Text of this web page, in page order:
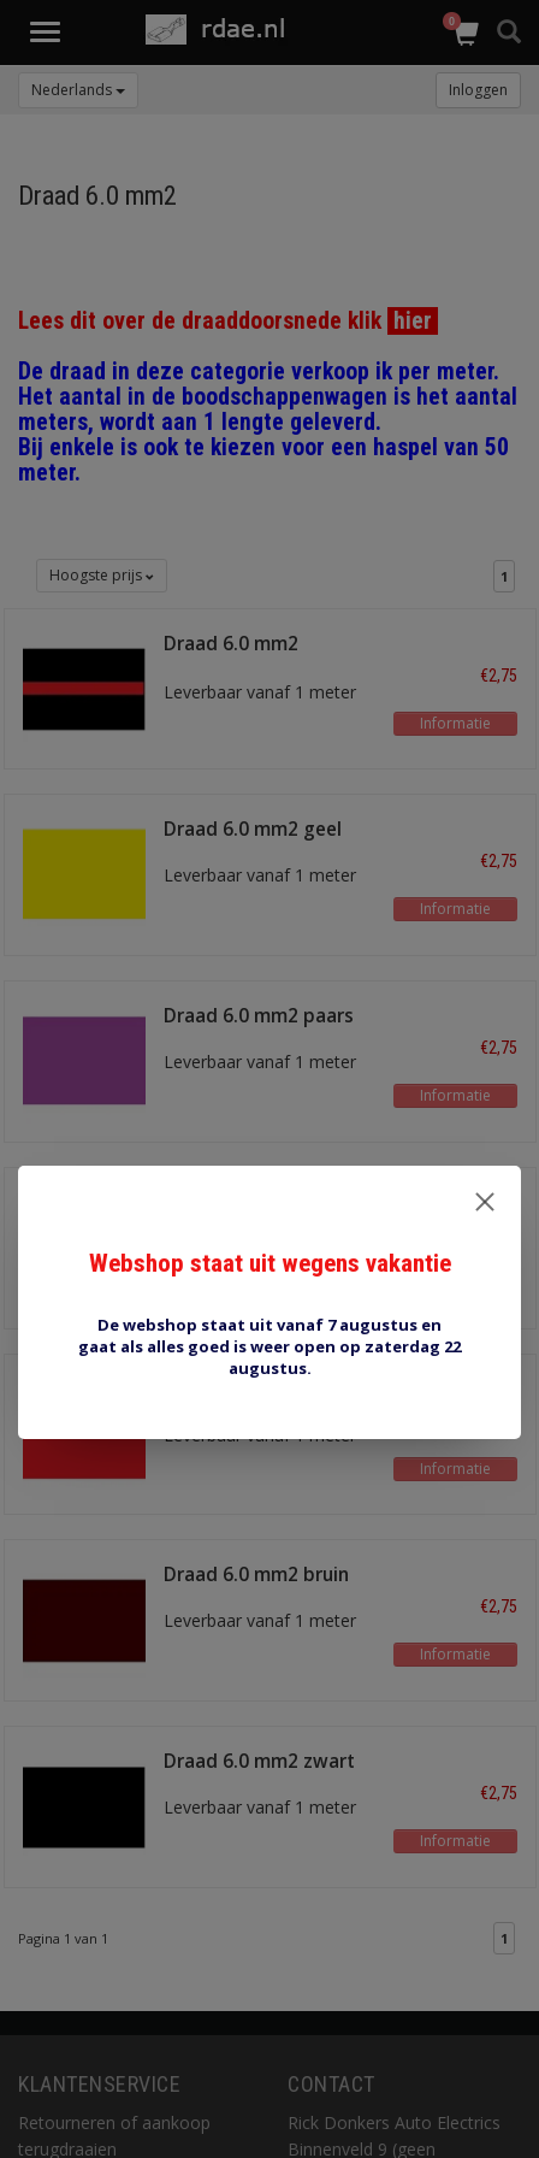
Toggle
0
Nederlands Inloggen
Draad 6.0 mm2
Lees dit over de draaddoorsnede klik hier
De draad in deze categorie verkoop ik per meter.
Het aantal in de boodschappenwagen is het aantal
meters, wordt aan 1 lengte geleverd.
Bij enkele is ook te kiezen voor een haspel van 50
meter.
Hoogste prijs 1
Draad 6.0 mm2
Leverbaar vanaf 1 meter
€2,75
Informatie
Draad 6.0 mm2 geel
Leverbaar vanaf 1 meter
€2,75
Informatie
Draad 6.0 mm2 paars
Leverbaar vanaf 1 meter
€2,75
Informatie
Leverbaar vanaf 1 meter
Informatie
Draad 6.0 mm2 bruin
Leverbaar vanaf 1 meter
€2,75
Informatie
Draad 6.0 mm2 zwart
Leverbaar vanaf 1 meter
€2,75
Informatie
Pagina 1 van 1 1
KLANTENSERVICE
Retourneren of aankoop
terugdraaien
CONTACT
Rick Donkers Auto Electrics
Binnenveld 9 (geen
Webshop staat uit wegens vakantie
De webshop staat uit vanaf 7 augustus en
gaat als alles goed is weer open op zaterdag 22
augustus.